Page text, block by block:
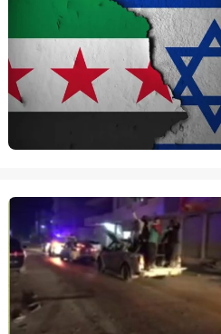
Dive into the Deep End: An In-Depth Look at AquaSpins Casino’s Thrilling Online Gambling Experience